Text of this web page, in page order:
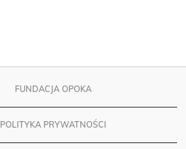
FUNDACJA OPOKA
POLITYKA PRYWATNOŚCI